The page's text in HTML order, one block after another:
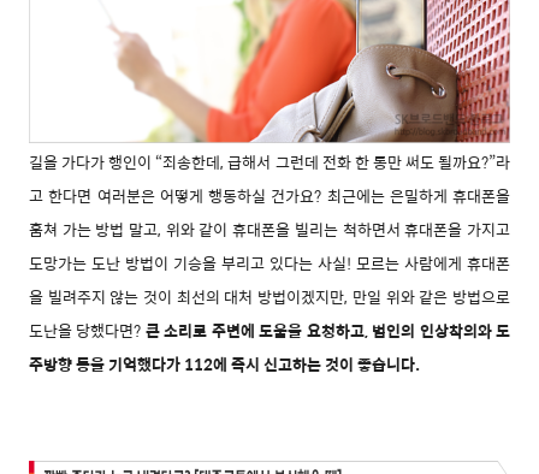
길을 가다가 행인이 “죄송한데, 급해서 그런데 전화 한 통만 써도 될까요?”라
고 한다면 여러분은 어떻게 행동하실 건가요? 최근에는 은밀하게 휴대폰을
훔쳐 가는 방법 말고, 위와 같이 휴대폰을 빌리는 척하면서 휴대폰을 가지고
도망가는 도난 방법이 기승을 부리고 있다는 사실! 모르는 사람에게 휴대폰
을 빌려주지 않는 것이 최선의 대처 방법이겠지만, 만일 위와 같은 방법으로
도난을 당했다면?큰 소리로 주변에 도움을 요청하고, 범인의 인상착의와 도
주방향 등을 기억했다가 112에 즉시 신고하는 것이 좋습니다.